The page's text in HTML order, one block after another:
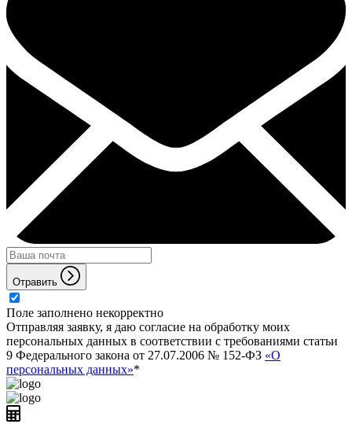
Отравить
Поле заполнено некорректно
Отправляя заявку, я даю согласие на обработку моих
персональных данных в соответствии с требованиями статьи
9 Федерального закона от 27.07.2006 № 152-ФЗ «О
персональных данных»*